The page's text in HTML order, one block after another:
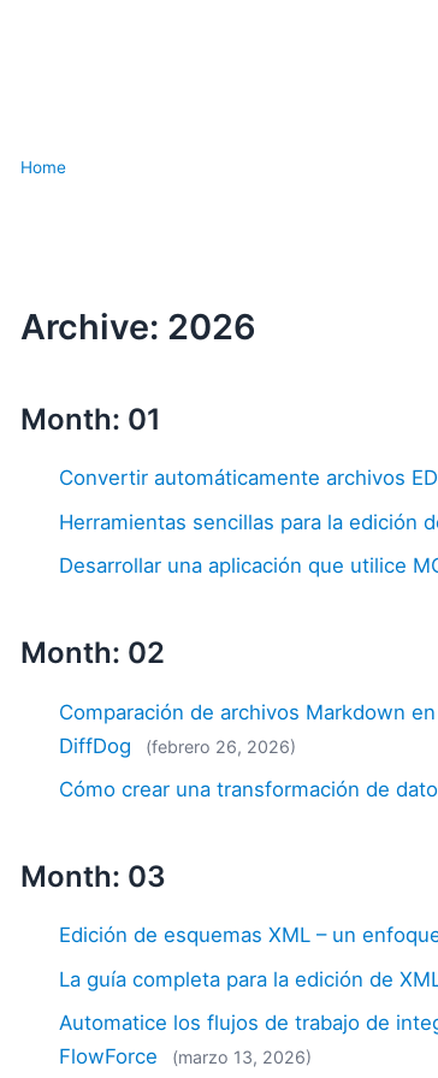
Home
Archive: 2026
Month: 01
Convertir automáticamente archivos
Herramientas sencillas para la edición
Desarrollar una aplicación que utilice
Month: 02
Comparación de archivos Markdown
DiffDog
(febrero 26, 2026)
Cómo crear una transformación de
Month: 03
Edición de esquemas XML – un
La guía completa para la edición de
Automatice los flujos de trabajo de
FlowForce
(marzo 13, 2026)